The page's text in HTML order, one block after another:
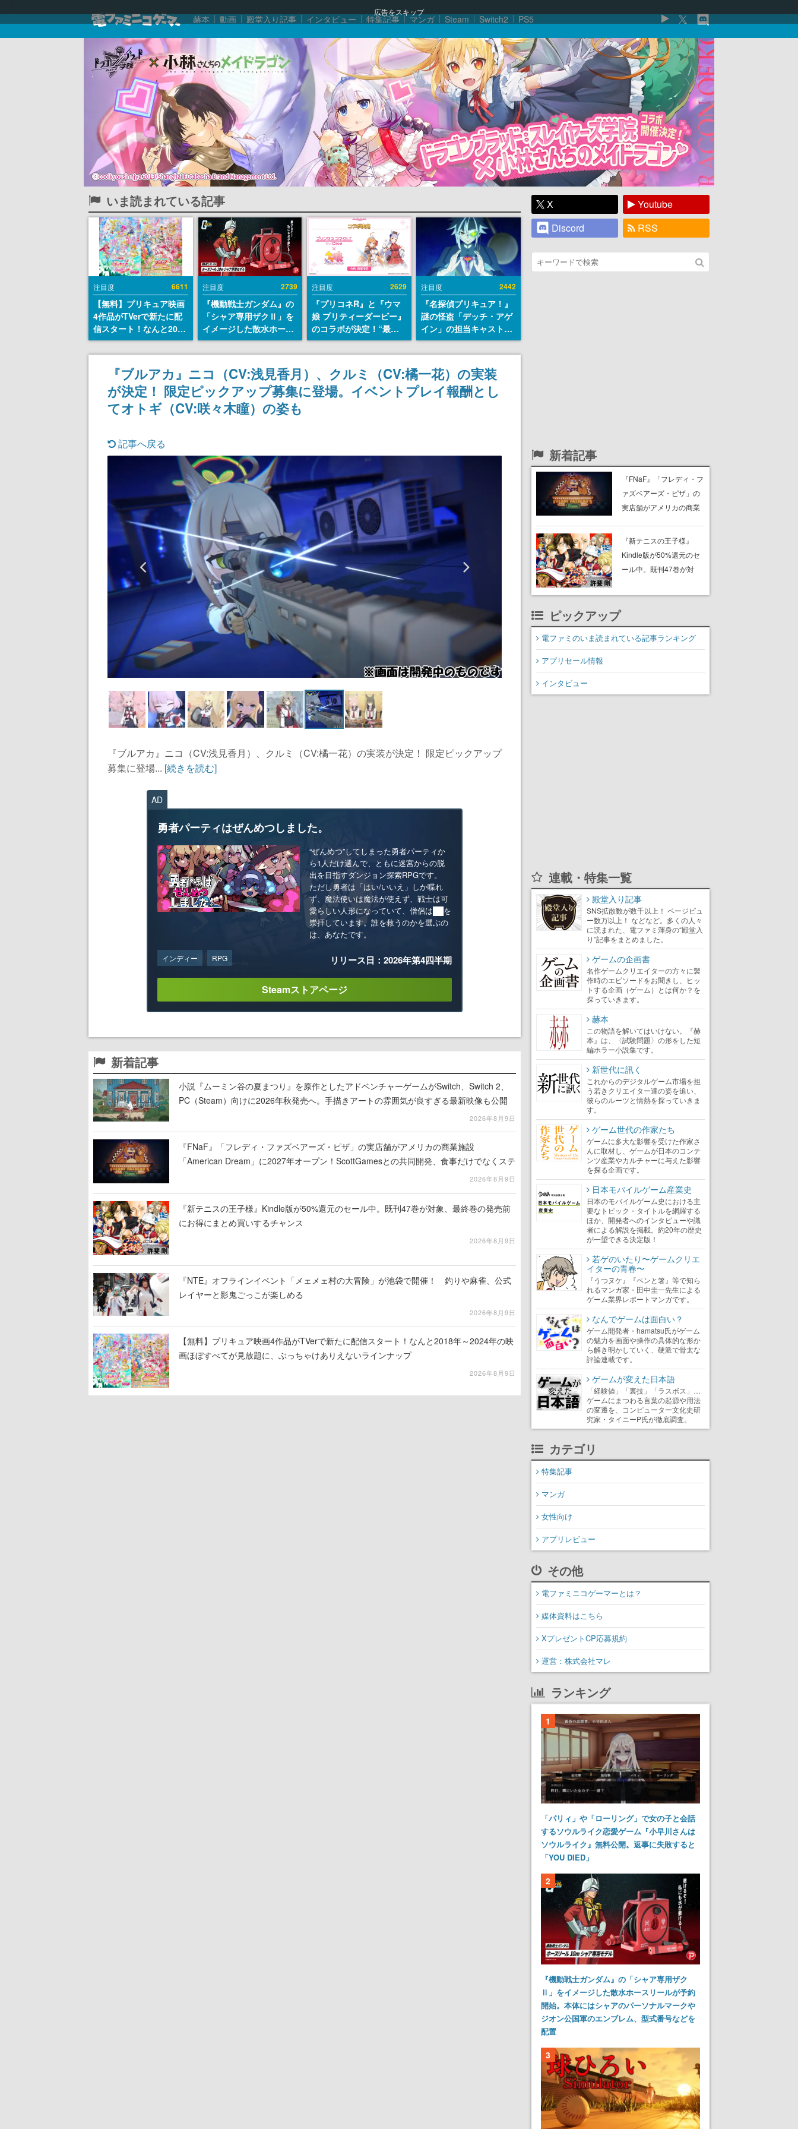
広告をスキップ
赫本 動画 殿堂入り記事 インタビュー 特集記事 マンガ Steam Switch2 PS5
いま読まれている記事
注目度 6611
【無料】プリキュア映画
4作品がTVerで新たに配
信スタート！なんと2018
年～2024年の映画ほぼす
べてが見放題に、ぶっち
ゃけありえないラインナ
注目度 2739
『機動戦士ガンダム』の
「シャア専用ザクⅡ」を
イメージした散水ホース
リールが予約開始。本体
にはシャアのパーソナル
マークやジオン公国軍の
エンブレム、型式番号な
どを配置
注目度 2629
『プリコネR』と『ウマ
娘 プリティーダービー』
のコラボが決定！“最大
170連無料”の8.5周年キ
ャンペーンなども発表
注目度 2442
『名探偵プリキュア！』
謎の怪盗「デッチ・アゲ
イン」の担当キャストは
天﨑滉平さんと判明。
『Re:ゼロから始める異
世界生活』オットー役、
『ヒプノシスマイク』山
田三郎役など
『ブルアカ』ニコ（CV:浅見香月）、クルミ（CV:橘一花）の実装
が決定！ 限定ピックアップ募集に登場。イベントプレイ報酬とし
てオトギ（CV:咲々木瞳）の姿も
記事へ戻る
6 / 7
『ブルアカ』ニコ（CV:浅見香月）、クルミ（CV:橘一花）の実装が決定！ 限定ピックアップ
募集に登場... [続きを読む]
AD
勇者パーティはぜんめつしました。
“ぜんめつ”してしまった勇者パーティか
ら1人だけ選んで、ともに迷宮からの脱
出を目指すダンジョン探索RPGです。
ただし勇者は「はい/いいえ」しか喋れ
ず、魔法使いは魔法が使えず、戦士は可
愛らしい人形になっていて、僧侶は██を
崇拝しています。誰を救うのかを選ぶの
は、あなたです。
インディー RPG リリース日：2026年第4四半期
Steamストアページ
新着記事
小説『ムーミン谷の夏まつり』を原作としたアドベンチャーゲームがSwitch、Switch 2、
PC（Steam）向けに2026年秋発売へ。手描きアートの雰囲気が良すぎる最新映像も公開
2026年8月9日
『FNaF』「フレディ・ファズベアーズ・ピザ」の実店舗がアメリカの商業施設
「American Dream」に2027年オープン！ScottGamesとの共同開発、食事だけでなくステ
2026年8月9日
『新テニスの王子様』Kindle版が50%還元のセール中。既刊47巻が対象、最終巻の発売前
にお得にまとめ買いするチャンス
2026年8月9日
『NTE』オフラインイベント「メェメェ村の大冒険」が池袋で開催！ 釣りや麻雀、公式
レイヤーと影鬼ごっこが楽しめる
2026年8月9日
【無料】プリキュア映画4作品がTVerで新たに配信スタート！なんと2018年～2024年の映
画ほぼすべてが見放題に、ぶっちゃけありえないラインナップ
2026年8月9日
X
Youtube
Discord
RSS
新着記事
『FNaF』「フレディ・フ
ァズベアーズ・ピザ」の
実店舗がアメリカの商業
に2027年オープン！
ScottGamesとの共同開
発、食事だけでなくステ
『新テニスの王子様』
Kindle版が50%還元のセ
ール中。既刊47巻が対
得にまとめ買いするチャ
ピックアップ
電ファミのいま読まれている記事ランキング
アプリセール情報
インタビュー
連載・特集一覧
殿堂入り記事
SNS拡散数が数千以上！ ページビュ
ー数万以上！ などなど。多くの人々
に読まれた、電ファミ渾身の“殿堂入
り”記事をまとめました。
ゲームの企画書
名作ゲームクリエイターの方々に製
作時のエピソードをお聞きし、ヒッ
トする企画（ゲーム）とは何か？を
探っていきます。
赫本
この物語を解いてはいけない。『赫
本』は、〈試験問題〉の形をした短
編ホラー小説集です。
新世代に訊く
これからのデジタルゲーム市場を担
う若きクリエイター達の姿を追い、
彼らのルーツと情熱を探っていきま
す。
ゲーム世代の作家たち
ゲームに多大な影響を受けた作家さ
んに取材し、ゲームが日本のコンテ
ンツ産業やカルチャーに与えた影響
を探る企画です。
日本モバイルゲーム産業史
日本のモバイルゲーム史における主
要なトピック・タイトルを網羅する
ほか、開発者へのインタビューや識
者による解説を掲載。約20年の歴史
が一望できる決定版！
若ゲのいたり〜ゲームクリエ
イターの青春〜
『うつヌケ』『ペンと箸』等で知ら
れるマンガ家・田中圭一先生による
ゲーム業界レポートマンガです。
なんでゲームは面白い？
ゲーム開発者・hamatsu氏がゲーム
の魅力を画面や操作の具体的な形か
ら解き明かしていく、硬派で骨太な
評論連載です。
ゲームが変えた日本語
「経験値」「裏技」「ラスボス」…
ゲームにまつわる言葉の起源や用法
の変遷を、コンピューター文化史研
究家・タイニーP氏が徹底調査。
カテゴリ
特集記事
マンガ
女性向け
アプリレビュー
その他
電ファミニコゲーマーとは？
媒体資料はこちら
XプレゼントCP応募規約
運営：株式会社マレ
ランキング
1
「パリィ」や「ローリング」で女の子と会話
するソウルライク恋愛ゲーム『小早川さんは
ソウルライク』無料公開。返事に失敗すると
「YOU DIED」
2
『機動戦士ガンダム』の「シャア専用ザク
Ⅱ」をイメージした散水ホースリールが予約
開始。本体にはシャアのパーソナルマークや
ジオン公国軍のエンブレム、型式番号などを
配置
3